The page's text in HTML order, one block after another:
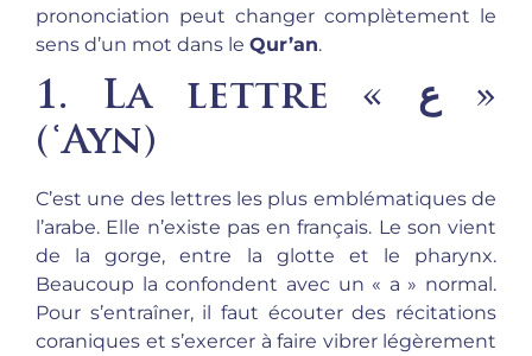
prononciation peut changer complètement le
sens d’un mot dans le Qur’an.
1. La lettre « ع »
( ʿAyn)
C’est une des lettres les plus emblématiques de
l’arabe. Elle n’existe pas en français. Le son vient
de la gorge, entre la glotte et le pharynx.
Beaucoup la confondent avec un « a » normal.
Pour s’entraîner, il faut écouter des récitations
coraniques et s’exercer à faire vibrer légèrement